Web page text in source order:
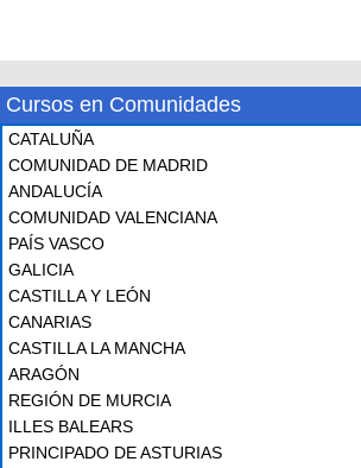
Cursos en Comunidades
CATALUÑA
COMUNIDAD DE MADRID
ANDALUCÍA
COMUNIDAD VALENCIANA
PAÍS VASCO
GALICIA
CASTILLA Y LEÓN
CANARIAS
CASTILLA LA MANCHA
ARAGÓN
REGIÓN DE MURCIA
ILLES BALEARS
PRINCIPADO DE ASTURIAS